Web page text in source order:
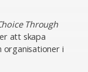
Through
att skapa
organisationer i